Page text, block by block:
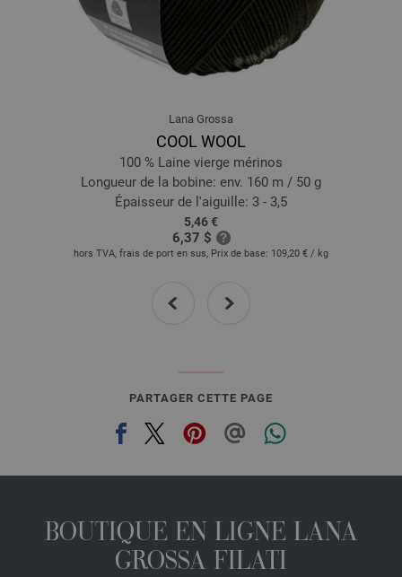
Lana Grossa
COOL WOOL
100 % Laine vierge mérinos
Longueur de la bobine: env. 160 m / 50 g
Épaisseur de l'aiguille: 3 - 3,5
5,46 €
6,37 $
hors TVA, frais de port en sus, Prix de base: 109,20 € / kg
prev next
PARTAGER CETTE PAGE
BOUTIQUE EN LIGNE LANA
GROSSA FILATI